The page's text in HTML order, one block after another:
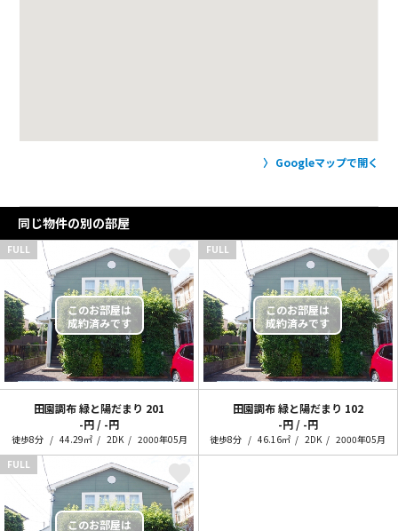
Googleマップで開く
同じ物件の別の部屋
FULL
田園調布 緑と陽だまり 201
-円 / -円
徒歩8分 44.29㎡ 2DK 2000年05月
FULL
田園調布 緑と陽だまり 102
-円 / -円
徒歩8分 46.16㎡ 2DK
2000年05月
FULL